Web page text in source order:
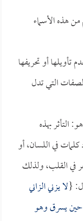
هذه الأسماء
تأويلها أو تحريفها
التي تدل
التأثر بهذه
في اللسان، أو
في القلب، ولذلك
{لا يزني الزاني
يسرق وهو